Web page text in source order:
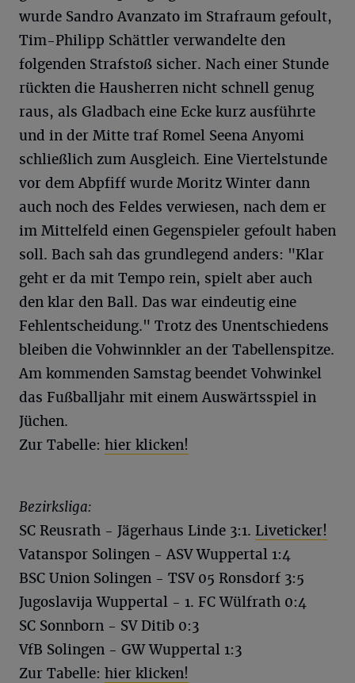
wurde Sandro Avanzato im Strafraum gefoult,
Tim-Philipp Schättler verwandelte den
folgenden Strafstoß sicher. Nach einer Stunde
rückten die Hausherren nicht schnell genug
raus, als Gladbach eine Ecke kurz ausführte
und in der Mitte traf Romel Seena Anyomi
schließlich zum Ausgleich. Eine Viertelstunde
vor dem Abpfiff wurde Moritz Winter dann
auch noch des Feldes verwiesen, nach dem er
im Mittelfeld einen Gegenspieler gefoult haben
soll. Bach sah das grundlegend anders: "Klar
geht er da mit Tempo rein, spielt aber auch
den klar den Ball. Das war eindeutig eine
Fehlentscheidung." Trotz des Unentschiedens
bleiben die Vohwinnkler an der Tabellenspitze.
Am kommenden Samstag beendet Vohwinkel
das Fußballjahr mit einem Auswärtsspiel in
Jüchen.
Zur Tabelle: hier klicken!
Bezirksliga:
SC Reusrath - Jägerhaus Linde 3:1. Liveticker!
Vatanspor Solingen - ASV Wuppertal 1:4
BSC Union Solingen - TSV 05 Ronsdorf 3:5
Jugoslavija Wuppertal - 1. FC Wülfrath 0:4
SC Sonnborn - SV Ditib 0:3
VfB Solingen - GW Wuppertal 1:3
Zur Tabelle: hier klicken!